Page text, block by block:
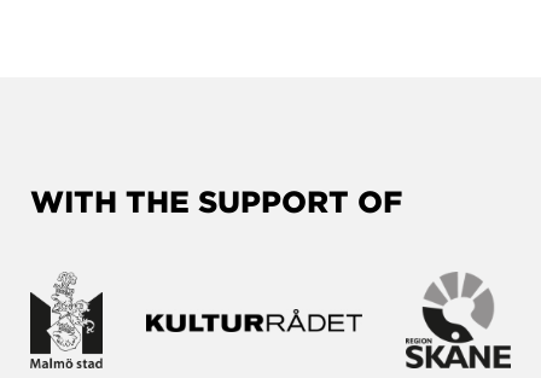
WITH THE SUPPORT OF